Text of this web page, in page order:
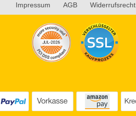
Impressum AGB Widerrufsrecht